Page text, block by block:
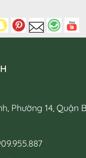
Phường 14, Quận